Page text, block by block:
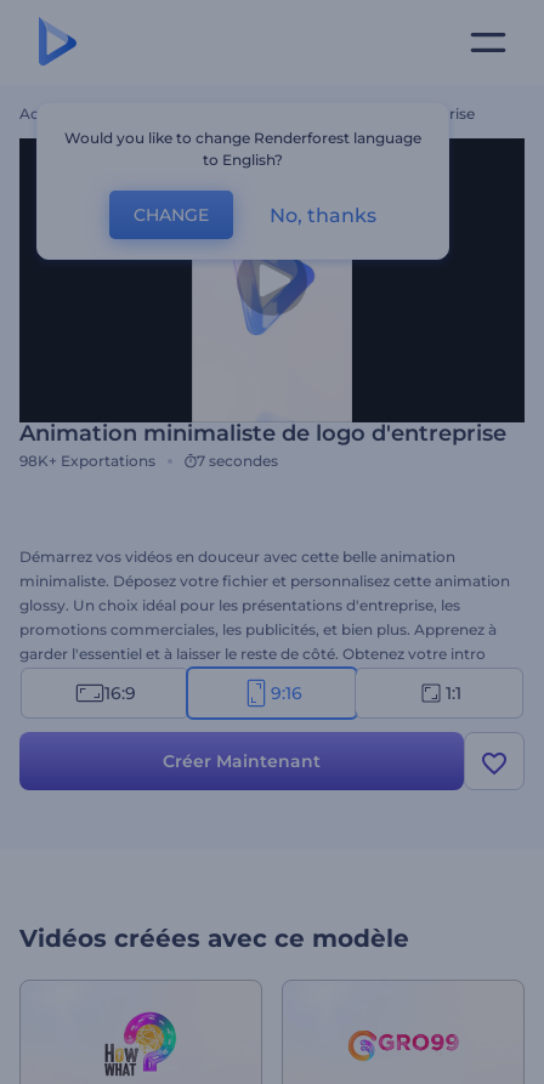
Accueil Animation Minimaliste De Logo D'entreprise
Animation minimaliste de logo d'entreprise
98K+ Exportations 7 secondes
Démarrez vos vidéos en douceur avec cette belle animation
minimaliste. Déposez votre fichier et personnalisez cette animation
glossy. Un choix idéal pour les présentations d'entreprise, les
promotions commerciales, les publicités, et bien plus. Apprenez à
garder l'essentiel et à laisser le reste de côté. Obtenez votre intro
minimaliste dès aujourd'hui !
16:9 9:16 1:1
Créer Maintenant
Vidéos créées avec ce modèle
Would you like to change Renderforest language
to English?
CHANGE No, thanks